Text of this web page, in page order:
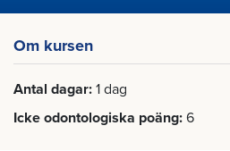
Om kursen
Antal dagar 1 dag
Icke odontologiska poäng 6